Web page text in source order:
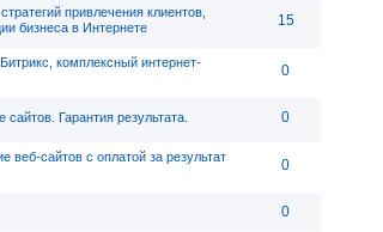
привлечения клиентов,
бизнеса в Интернете
15
комплексный интернет-
0
Гарантия результата. 0
веб-сайтов с оплатой за результат
0
0